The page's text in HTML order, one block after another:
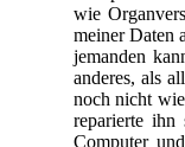
wie
meiner Daten
jemanden
anderes, als
noch nicht
reparierte ihn
Computer